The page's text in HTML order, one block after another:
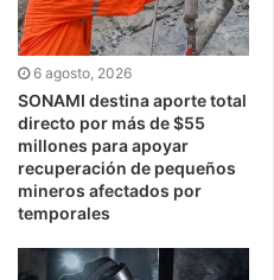
6 agosto, 2026
SONAMI destina aporte total
directo por más de $55
millones para apoyar
recuperación de pequeños
mineros afectados por
temporales